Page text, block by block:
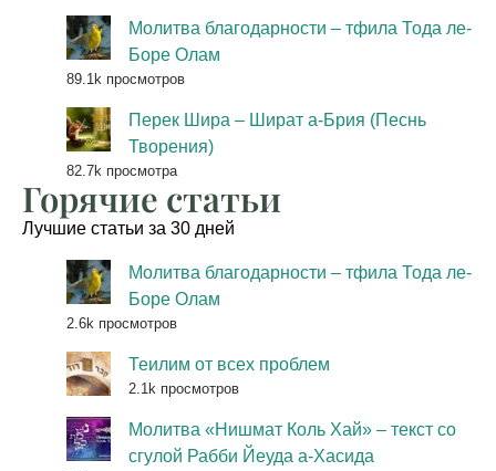
Молитва благодарности – тфила Тода ле-
Боре Олам
89.1k просмотров
Перек Шира – Шират а-Брия (Песнь
Творения)
82.7k просмотра
Горячие статьи
Лучшие статьи за 30 дней
Молитва благодарности – тфила Тода ле-
Боре Олам
2.6k просмотров
Теилим от всех проблем
2.1k просмотров
Молитва «Нишмат Коль Хай» – текст со
сгулой Рабби Йеуда а-Хасида